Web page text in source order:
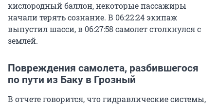
кислородный баллон, некоторые пассажиры
начали терять сознание. В 06:22:24 экипаж
выпустил шасси, в 06:27:58 самолет столкнулся с
землей.
Повреждения самолета, разбившегося
по пути из Баку в Грозный
В отчете говорится, что гидравлические системы,